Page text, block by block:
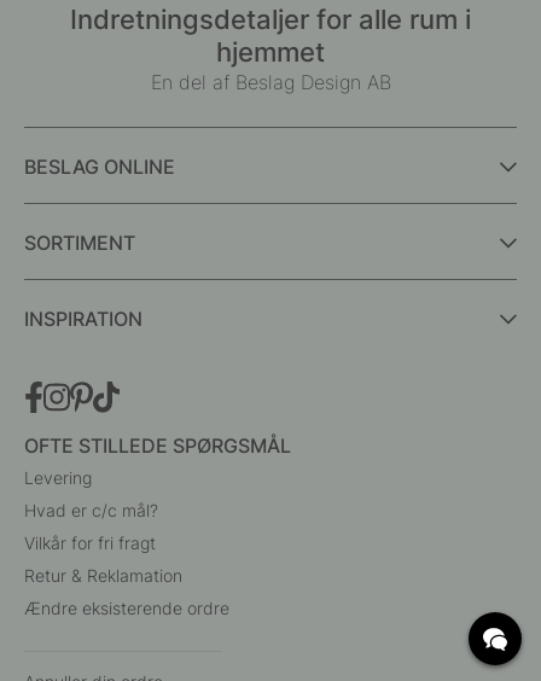
Indretningsdetaljer for alle rum i
hjemmet
En del af Beslag Design AB
BESLAG ONLINE
SORTIMENT
INSPIRATION
OFTE STILLEDE SPØRGSMÅL
Levering
Hvad er c/c mål?
Vilkår for fri fragt
Retur & Reklamation
Ændre eksisterende ordre